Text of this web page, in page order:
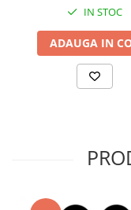
IN STOC
ADAUGA IN